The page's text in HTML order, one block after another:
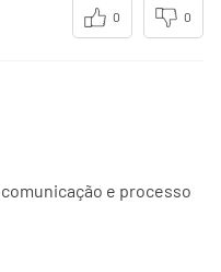
0 0
e processo